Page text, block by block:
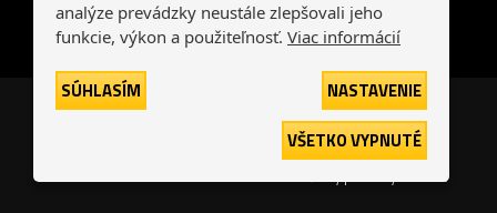
Slovensko
© 2026
-
interNETmania SK s.r.o.
-
Všetky práva vyhradené
analýze prevádzky neustále zlepšovali jeho
funkcie, výkon a použiteľnosť. Viac informácií
SÚHLASÍM
NASTAVENIE
VŠETKO VYPNUTÉ